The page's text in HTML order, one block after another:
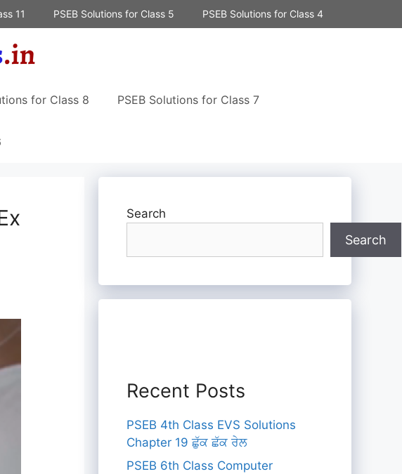
11 PSEB Solutions for Class 5 PSEB Solutions for Class 4
for Class 8 PSEB Solutions for Class 7
Search
Search
Recent Posts
PSEB 4th Class EVS Solutions
Chapter 19 ਛੁੱਕ ਛੱਕ ਰੇਲ
PSEB 6th Class Computer